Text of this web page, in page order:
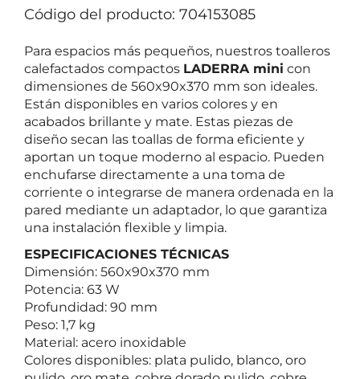
Código del producto: 704153085
Para espacios más pequeños, nuestros toalleros
calefactados compactos LADERRA mini con
dimensiones de 560x90x370 mm son ideales.
Están disponibles en varios colores y en
acabados brillante y mate. Estas piezas de
diseño secan las toallas de forma eficiente y
aportan un toque moderno al espacio. Pueden
enchufarse directamente a una toma de
corriente o integrarse de manera ordenada en la
pared mediante un adaptador, lo que garantiza
una instalación flexible y limpia.
ESPECIFICACIONES TÉCNICAS
Dimensión: 560x90x370 mm
Potencia: 63 W
Profundidad: 90 mm
Peso: 1,7 kg
Material: acero inoxidable
Colores disponibles: plata pulido, blanco, oro